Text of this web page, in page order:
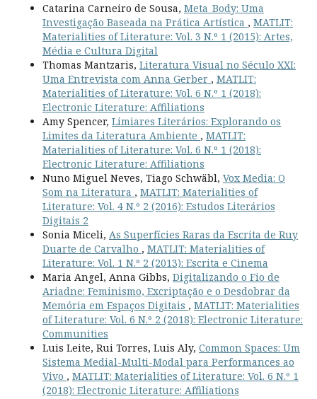
Catarina Carneiro de Sousa, Meta_Body: Uma
Investigação Baseada na Prática Artística , MATLIT:
Materialities of Literature: Vol. 3 N.º 1 (2015): Artes,
Média e Cultura Digital
Thomas Mantzaris, Literatura Visual no Século XXI:
Uma Entrevista com Anna Gerber , MATLIT:
Materialities of Literature: Vol. 6 N.º 1 (2018):
Electronic Literature: Affiliations
Amy Spencer, Limiares Literários: Explorando os
Limites da Literatura Ambiente , MATLIT:
Materialities of Literature: Vol. 6 N.º 1 (2018):
Electronic Literature: Affiliations
Nuno Miguel Neves, Tiago Schwäbl, Vox Media: O
Som na Literatura , MATLIT: Materialities of
Literature: Vol. 4 N.º 2 (2016): Estudos Literários
Digitais 2
Sonia Miceli, As Superfícies Raras da Escrita de Ruy
Duarte de Carvalho , MATLIT: Materialities of
Literature: Vol. 1 N.º 2 (2013): Escrita e Cinema
Maria Angel, Anna Gibbs, Digitalizando o Fio de
Ariadne: Feminismo, Excriptação e o Desdobrar da
Memória em Espaços Digitais , MATLIT: Materialities
of Literature: Vol. 6 N.º 2 (2018): Electronic Literature:
Communities
Luis Leite, Rui Torres, Luis Aly, Common Spaces: Um
Sistema Medial-Multi-Modal para Performances ao
Vivo , MATLIT: Materialities of Literature: Vol. 6 N.º 1
(2018): Electronic Literature: Affiliations